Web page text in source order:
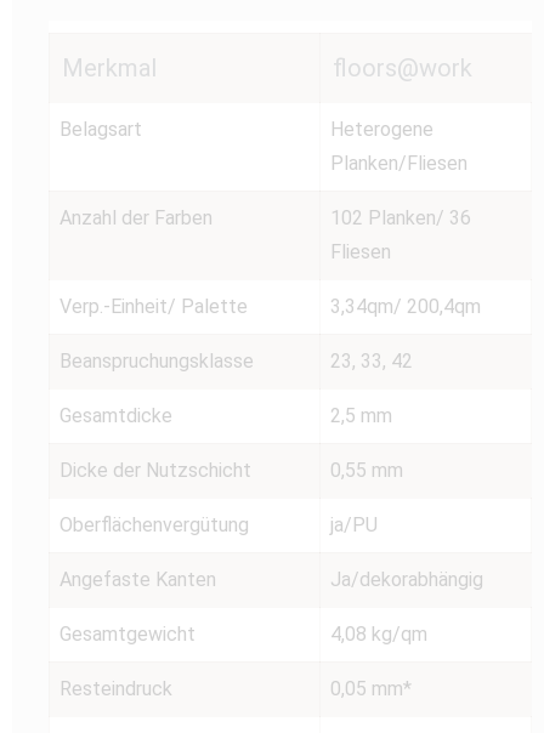
Merkmal floors@work
Belagsart
Heterogene
Planken/Fliesen
Anzahl der Farben
102 Planken/ 36
Fliesen
Verp.-Einheit/ Palette 3,34qm/ 200,4qm
Beanspruchungsklasse 23, 33, 42
Gesamtdicke 2,5 mm
Dicke der Nutzschicht 0,55 mm
Oberflächenvergütung ja/PU
Angefaste Kanten Ja/dekorabhängig
Gesamtgewicht 4,08 kg/qm
Resteindruck 0,05 mm*